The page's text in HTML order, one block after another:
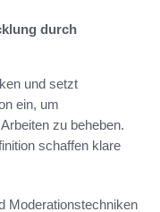
durch
und setzt
ein, um
zu beheben.
schaffen klare
Moderationstechniken